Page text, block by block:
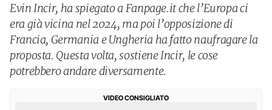
Evin Incir, ha spiegato a Fanpage.it che l’Europa ci
era già vicina nel 2024, ma poi l’opposizione di
Francia, Germania e Ungheria ha fatto naufragare la
proposta. Questa volta, sostiene Incir, le cose
potrebbero andare diversamente.
VIDEO CONSIGLIATO